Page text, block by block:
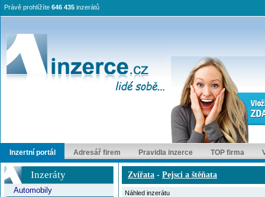
Právě prohlížíte 646 435 inzerátů
Inzertní portál Adresář firem Pravidla inzerce TOP firma
Inzeráty
Automobily
Zvířata - Pejsci a štěňata
Náhled inzerátu